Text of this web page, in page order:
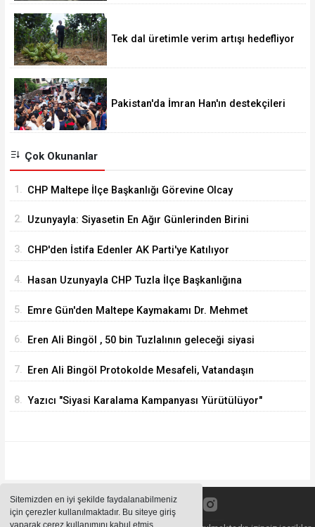
Sitemizden en iyi şekilde faydalanabilmeniz
için çerezler kullanılmaktadır. Bu siteye giriş
Tek dal üretimle verim artışı hedefliyor
Pakistan'da İmran Han'ın destekçileri
Çok Okunanlar
1. CHP Maltepe İlçe Başkanlığı Görevine Olcay
2. Uzunyayla: Siyasetin En Ağır Günlerinden Birini
3. CHP'den İstifa Edenler AK Parti'ye Katılıyor
4. Hasan Uzunyayla CHP Tuzla İlçe Başkanlığına
5. Emre Gün'den Maltepe Kaymakamı Dr. Mehmet
6. Eren Ali Bingöl , 50 bin Tuzlalının geleceği siyasi
7. Eren Ali Bingöl Protokolde Mesafeli, Vatandaşın
8. Yazıcı "Siyasi Karalama Kampanyası Yürütülüyor"